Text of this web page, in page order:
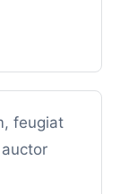
feugiat